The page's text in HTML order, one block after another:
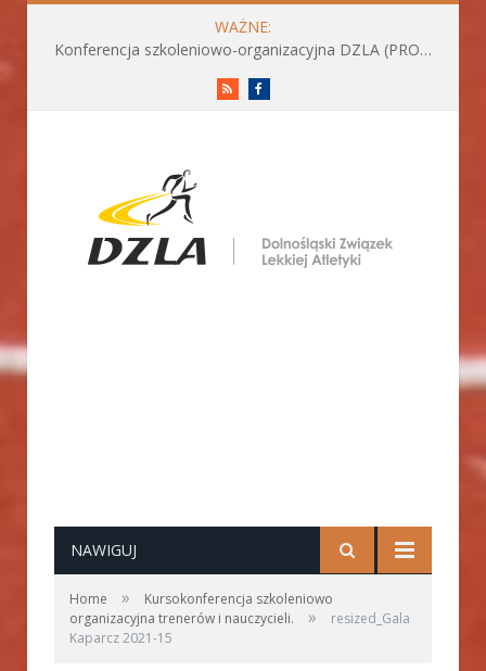
WAŻNE:
Konferencja szkoleniowo-organizacyjna DZLA (PROGRAM już do pobrania)
RSS
NAWIGUJ
Home »
Kursokonferencja szkoleniowo
organizacyjna trenerów i nauczycieli.
»
resized_Gala
Kaparcz 2021-15